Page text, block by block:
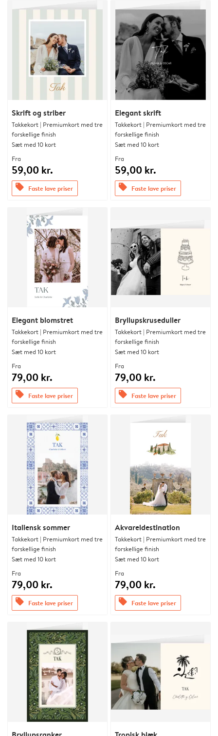
Skrift og striber
Takkekort | Premiumkort med tre
forskellige finish
Sæt med 10 kort
Fra
59,00 kr.
offers Faste lave priser
Elegant skrift
Takkekort | Premiumkort med tre
forskellige finish
Sæt med 10 kort
Fra
59,00 kr.
offers Faste lave priser
Elegant blomstret
Takkekort | Premiumkort med tre
forskellige finish
Sæt med 10 kort
Fra
79,00 kr.
offers Faste lave priser
Bryllupskruseduller
Takkekort | Premiumkort med tre
forskellige finish
Sæt med 10 kort
Fra
79,00 kr.
offers Faste lave priser
Italiensk sommer
Takkekort | Premiumkort med tre
forskellige finish
Sæt med 10 kort
Fra
79,00 kr.
offers Faste lave priser
Akvareldestination
Takkekort | Premiumkort med tre
forskellige finish
Sæt med 10 kort
Fra
79,00 kr.
offers Faste lave priser